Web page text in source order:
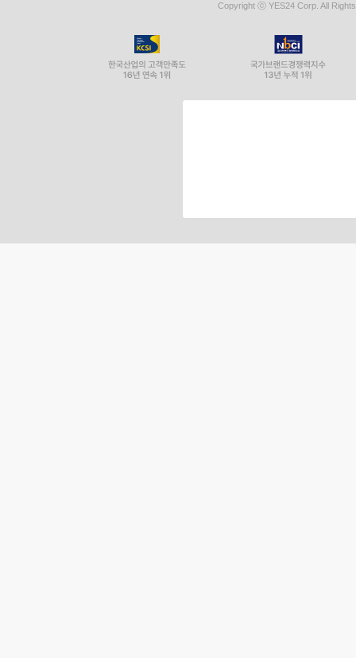
Copyright ⓒ YES24 Corp. All